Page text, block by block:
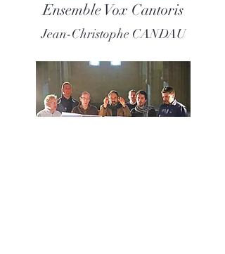
Ensemble Vox Cantoris
Jean-Christophe CANDAU